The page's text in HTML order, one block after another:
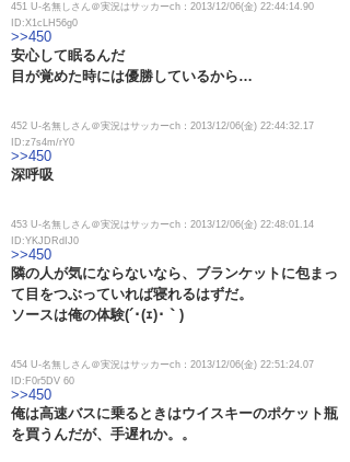
451 U-名無しさん＠実況はサッカーch：2013/12/06(金) 22:44:14.90
ID:X1cLH56g0
>>450
安心して眠るんだ
目が覚めた時には優勝しているから…
452 U-名無しさん＠実況はサッカーch：2013/12/06(金) 22:44:32.17
ID:z7s4m/rY0
>>450
深呼吸
453 U-名無しさん＠実況はサッカーch：2013/12/06(金) 22:48:01.14
ID:YKJDRdIJ0
>>450
隣の人が気にならないなら、ブランケットに包まっ
て目をつぶっていれば寝れるはずだ。
ソースは俺の体験(´･(ｪ)･｀)
454 U-名無しさん＠実況はサッカーch：2013/12/06(金) 22:51:24.07
ID:F0r5DV 60
>>450
俺は高速バスに乗るときはウイスキーのポケット瓶
を買うんだが、手遅れか。。